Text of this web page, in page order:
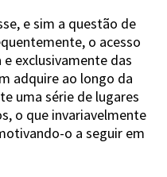
e sim a questão de
o acesso
e exclusivamente das
adquire ao longo da
uma série de lugares
o que invariavelmente
o a seguir em